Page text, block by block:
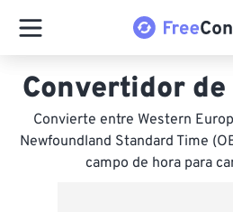
Convertidor de
Convierte entre Western
Newfoundland Standard Time
campo de hora para